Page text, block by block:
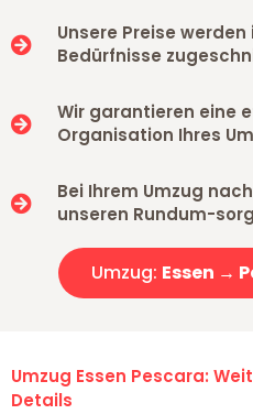
Unsere Preise
Bedürfnisse
Wir garantieren eine
Organisation Ihres
Bei Ihrem Umzug
unseren Rundum-
Umzug: Essen →
Umzug Essen Pescara:
Details